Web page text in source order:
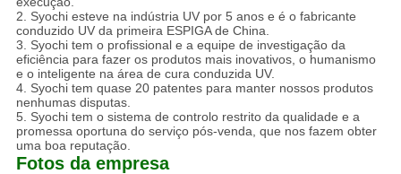
2. Syochi esteve na indústria UV por 5 anos e é o fabricante
conduzido UV da primeira ESPIGA de China.
3. Syochi tem o profissional e a equipe de investigação da
eficiência para fazer os produtos mais inovativos, o humanismo
e o inteligente na área de cura conduzida UV.
4. Syochi tem quase 20 patentes para manter nossos produtos
nenhumas disputas.
5. Syochi tem o sistema de controlo restrito da qualidade e a
promessa oportuna do serviço pós-venda, que nos fazem obter
uma boa reputação.
Fotos da empresa